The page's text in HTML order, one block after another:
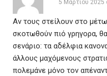
5 Μαρτίου 2025
Αν τους στείλουν στο
σκοτωθούν πιό γρηγορα,
σενάριο: τα αδέλφια
άλλους μαχόμενους
πολεμάνε μόνο τον